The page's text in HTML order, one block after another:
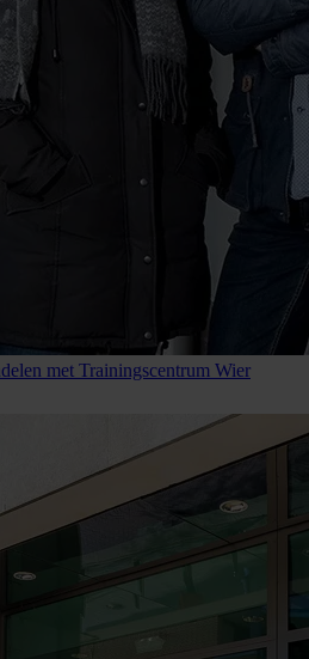
met Trainingscentrum Wier